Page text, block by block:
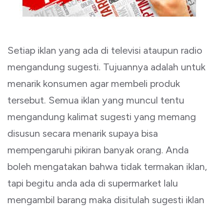
Setiap iklan yang ada di televisi ataupun radio
mengandung sugesti. Tujuannya adalah untuk
menarik konsumen agar membeli produk
tersebut. Semua iklan yang muncul tentu
mengandung kalimat sugesti yang memang
disusun secara menarik supaya bisa
mempengaruhi pikiran banyak orang. Anda
boleh mengatakan bahwa tidak termakan iklan,
tapi begitu anda ada di supermarket lalu
mengambil barang maka disitulah sugesti iklan